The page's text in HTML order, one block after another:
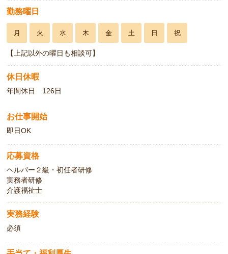
勤務曜日
月 火 水 木 金 土 日 祝
【上記以外の曜日も相談可】
休日休暇
年間休日 126日
お仕事開始
即日OK
応募資格
ヘルパー２級・初任者研修
実務者研修
介護福祉士
実務経験
必須